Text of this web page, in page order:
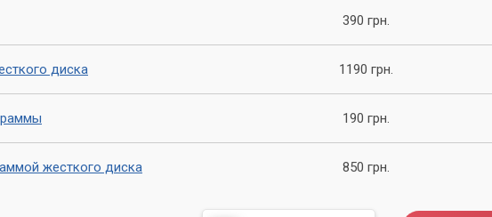
390 грн.
диска 1190 грн.
190 грн.
жесткого диска 850 грн.